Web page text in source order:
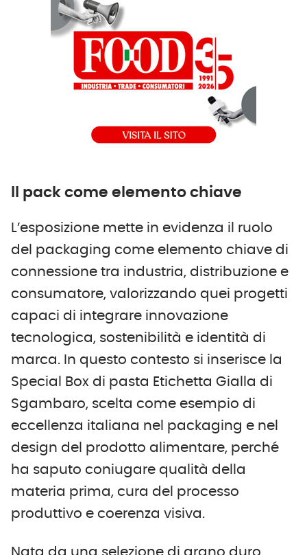
Il pack come elemento chiave
L’esposizione mette in evidenza il ruolo
del packaging come elemento chiave di
connessione tra industria, distribuzione e
consumatore, valorizzando quei progetti
capaci di integrare innovazione
tecnologica, sostenibilità e identità di
marca. In questo contesto si inserisce la
Special Box di pasta Etichetta Gialla di
Sgambaro, scelta come esempio di
eccellenza italiana nel packaging e nel
design del prodotto alimentare, perché
ha saputo coniugare qualità della
materia prima, cura del processo
produttivo e coerenza visiva.